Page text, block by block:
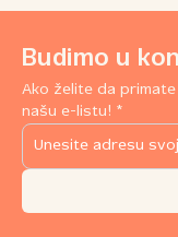
Budimo u
Ako želite da
našu e-listu! *